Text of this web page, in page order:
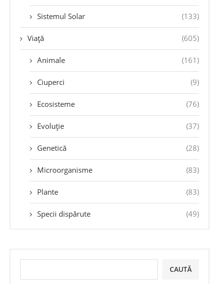
Sistemul Solar (133)
Viață (605)
Animale (161)
Ciuperci (9)
Ecosisteme (76)
Evoluție (37)
Genetică (28)
Microorganisme (83)
Plante (83)
Specii dispărute (49)
CAUTĂ